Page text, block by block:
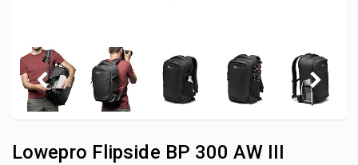
Lowepro Flipside BP 300 AW III